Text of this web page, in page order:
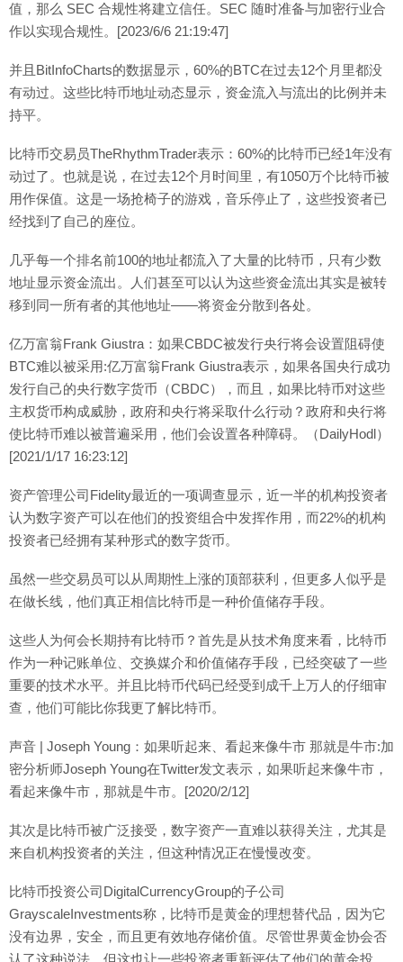
值，那么 SEC 合规性将建立信任。SEC 随时准备与加密行业合
作以实现合规性。[2023/6/6 21:19:47]
并且BitInfoCharts的数据显示，60%的BTC在过去12个月里都没
有动过。这些比特币地址动态显示，资金流入与流出的比例并未
持平。
比特币交易员TheRhythmTrader表示：60%的比特币已经1年没有
动过了。也就是说，在过去12个月时间里，有1050万个比特币被
用作保值。这是一场抢椅子的游戏，音乐停止了，这些投资者已
经找到了自己的座位。
几乎每一个排名前100的地址都流入了大量的比特币，只有少数
地址显示资金流出。人们甚至可以认为这些资金流出其实是被转
移到同一所有者的其他地址——将资金分散到各处。
亿万富翁Frank Giustra：如果CBDC被发行央行将会设置阻碍使
BTC难以被采用:亿万富翁Frank Giustra表示，如果各国央行成功
发行自己的央行数字货币（CBDC），而且，如果比特币对这些
主权货币构成威胁，政府和央行将采取什么行动？政府和央行将
使比特币难以被普遍采用，他们会设置各种障碍。（DailyHodl）
[2021/1/17 16:23:12]
资产管理公司Fidelity最近的一项调查显示，近一半的机构投资者
认为数字资产可以在他们的投资组合中发挥作用，而22%的机构
投资者已经拥有某种形式的数字货币。
虽然一些交易员可以从周期性上涨的顶部获利，但更多人似乎是
在做长线，他们真正相信比特币是一种价值储存手段。
这些人为何会长期持有比特币？首先是从技术角度来看，比特币
作为一种记账单位、交换媒介和价值储存手段，已经突破了一些
重要的技术水平。并且比特币代码已经受到成千上万人的仔细审
查，他们可能比你我更了解比特币。
声音 | Joseph Young：如果听起来、看起来像牛市 那就是牛市:加
密分析师Joseph Young在Twitter发文表示，如果听起来像牛市，
看起来像牛市，那就是牛市。[2020/2/12]
其次是比特币被广泛接受，数字资产一直难以获得关注，尤其是
来自机构投资者的关注，但这种情况正在慢慢改变。
比特币投资公司DigitalCurrencyGroup的子公司
GrayscaleInvestments称，比特币是黄金的理想替代品，因为它
没有边界，安全，而且更有效地存储价值。尽管世界黄金协会否
认了这种说法，但这也让一些投资者重新评估了他们的黄金投